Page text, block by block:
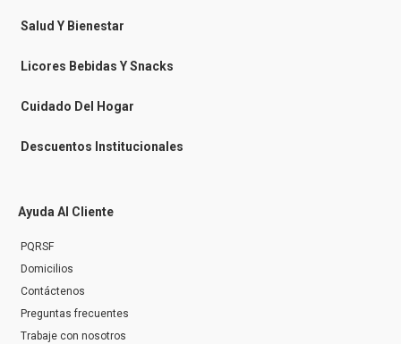
s
s
n
g
r
Salud Y Bienestar
Licores Bebidas Y Snacks
Cuidado Del Hogar
Descuentos Institucionales
Ayuda Al Cliente
PQRSF
Domicilios
Contáctenos
Preguntas frecuentes
Trabaje con nosotros